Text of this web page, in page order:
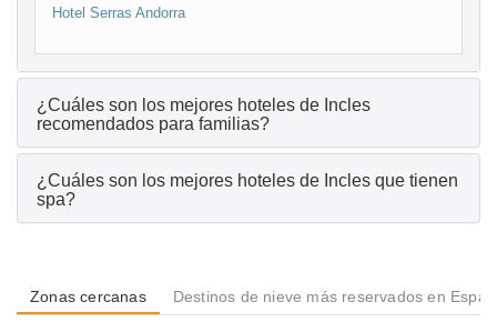
Hotel Serras Andorra
¿Cuáles son los mejores hoteles de Incles
recomendados para familias?
¿Cuáles son los mejores hoteles de Incles que tienen
spa?
Zonas cercanas Destinos de nieve más reservados en